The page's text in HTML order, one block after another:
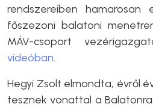
rendszereiben
főszezoni balatoni
MÁV-csoport
videóban.
Hegyi Zsolt elmondta, évről
tesznek vonattal a